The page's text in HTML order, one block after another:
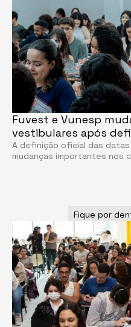
Fuvest e Vunesp
vestibulares após
A definição oficial das
mudanças importantes nos
Fique por